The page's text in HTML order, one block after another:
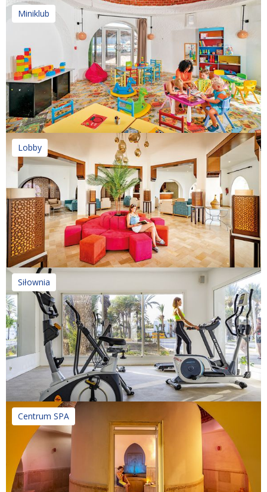
Miniklub
Lobby
Siłownia
Centrum SPA